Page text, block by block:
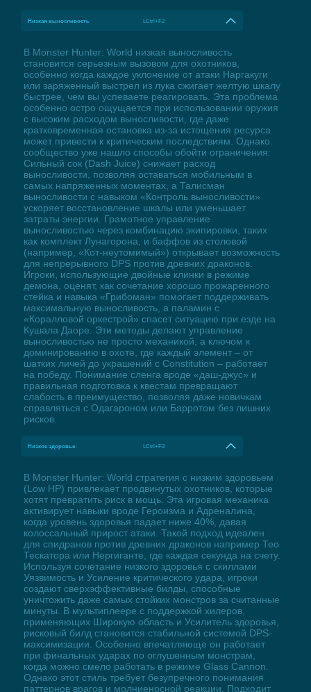
Низкая выносливость LCtrl+F2
В Monster Hunter: World низкая выносливость
становится серьезным вызовом для охотников,
особенно когда каждое уклонение от атаки Наргакуги
или заряженный выстрел из лука сжигает желтую шкалу
быстрее, чем вы успеваете реагировать. Эта проблема
особенно остро ощущается при использовании оружия
с высоким расходом выносливости, где даже
кратковременная остановка из-за истощения ресурса
может привести к критическим последствиям. Однако
сообщество уже нашло способы обойти ограничения:
Сильный сок (Dash Juice) снижает расход
выносливости, позволяя оставаться мобильным в
самых напряженных моментах, а Талисман
выносливости с навыком «Контроль выносливости»
ускоряет восстановление шкалы или уменьшает
затраты энергии. Грамотное управление
выносливостью через комбинацию экипировки, таких
как комплект Лунагорона, и баффов из столовой
(например, «Кот-неутомимый») открывает возможность
для непрерывного DPS против древних драконов.
Игроки, использующие двойные клинки в режиме
демона, оценят, как сочетание хорошо прожаренного
стейка и навыка «Грибоман» помогает поддерживать
максимальную выносливость, а паламин с
«Коралловой оркестрой» спасет ситуацию при езде на
Кушала Даоре. Эти методы делают управление
выносливостью не просто механикой, а ключом к
доминированию в охоте, где каждый элемент – от
шатких личей до украшений с Constitution – работает
на победу. Понимание сленга вроде «даш-джус» и
правильная подготовка к квестам превращают
слабость в преимущество, позволяя даже новичкам
справляться с Одагароном или Барротом без лишних
рисков.
Низкое здоровье LCtrl+F3
В Monster Hunter: World стратегия с низким здоровьем
(Low HP) привлекает продвинутых охотников, которые
хотят превратить риск в мощь. Эта игровая механика
активирует навыки вроде Героизма и Адреналина,
когда уровень здоровья падает ниже 40%, давая
колоссальный прирост атаки. Такой подход идеален
для спидранов против древних драконов например Тео
Тескатора или Нергиганте, где каждая секунда на счету.
Используя сочетание низкого здоровья с скиллами
Уязвимость и Усиление критического удара, игроки
создают сверхэффективные билды, способные
уничтожить даже самых стойких монстров за считанные
минуты. В мультиплеере с поддержкой хилеров,
применяющих Широкую область и Усилитель здоровья,
рисковый билд становится стабильной системой DPS-
максимизации. Особенно впечатляюще он работает
при финальных ударах по оглушенным монстрам,
когда можно смело работать в режиме Glass Cannon.
Однако этот стиль требует безупречного понимания
паттернов врагов и молниеносной реакции. Подходит